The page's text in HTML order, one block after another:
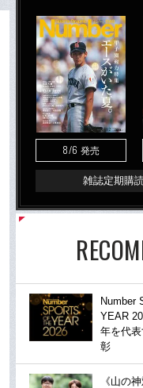
8/6 発売
雑誌定期購
Number
YEAR
年を代
彰
《山の